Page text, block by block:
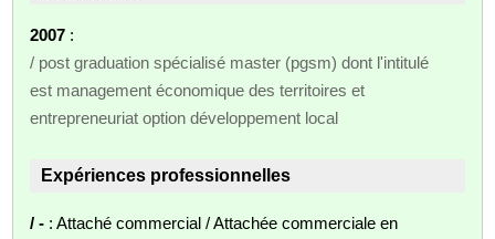
2007 :
/ post graduation spécialisé master (pgsm) dont l'intitulé
est management économique des territoires et
entrepreneuriat option développement local
Expériences professionnelles
/ - : Attaché commercial / Attachée commerciale en